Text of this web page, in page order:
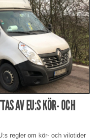
AV EU:S KÖR- OCH
regler om kör- och vilotider